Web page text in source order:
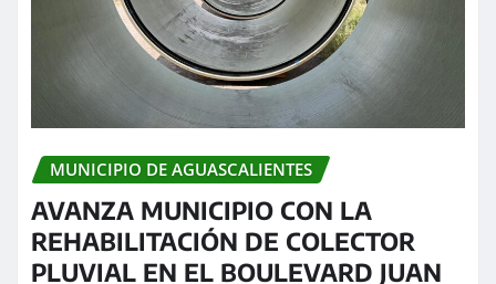
MUNICIPIO DE AGUASCALIENTES
AVANZA MUNICIPIO CON LA
REHABILITACIÓN DE COLECTOR
PLUVIAL EN EL BOULEVARD JUAN